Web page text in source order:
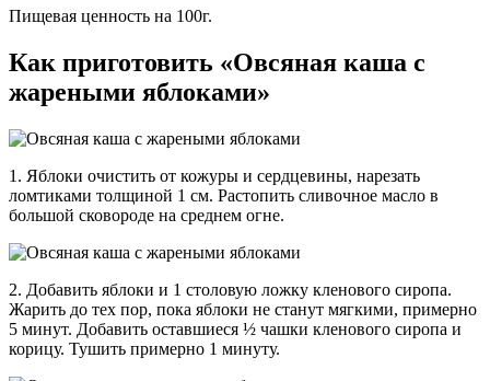
Пищевая ценность на 100г.
Как приготовить «Овсяная каша с
жареными яблоками»
1. Яблоки очистить от кожуры и сердцевины, нарезать
ломтиками толщиной 1 см. Растопить сливочное масло в
большой сковороде на среднем огне.
2. Добавить яблоки и 1 столовую ложку кленового сиропа.
Жарить до тех пор, пока яблоки не станут мягкими, примерно
5 минут. Добавить оставшиеся ½ чашки кленового сиропа и
корицу. Тушить примерно 1 минуту.